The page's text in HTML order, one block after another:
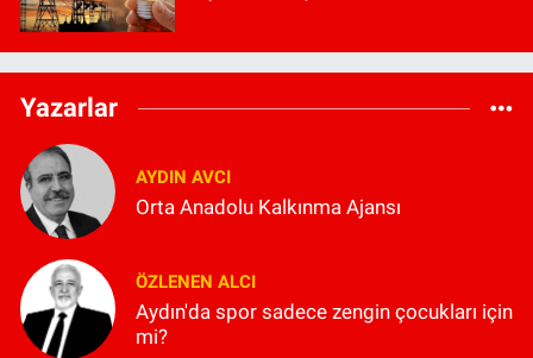
Yazarlar
AYDIN AVCI
Orta Anadolu Kalkınma Ajansı
ÖZLENEN ALCI
Aydın'da spor sadece zengin çocukları için
mi?